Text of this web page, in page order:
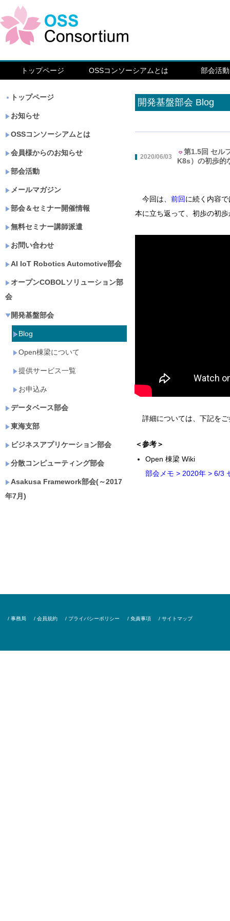
トップページ OSSコンソーシアムとは 部会活動
トップページ
お知らせ
OSSコンソーシアムとは
会員様からのお知らせ
部会活動
メールマガジン
部会＆セミナー開催情報
無料セミナー講師派遣
お問い合わせ
AI IoT Robotics Automotive部会
オープンCOBOLソリューション部
会
開発基盤部会
Blog
Open棟梁について
提供サービス一覧
お申込み
データベース部会
東海支部
ビジネスアプリケーション部会
分散コンピューティング部会
Asakusa Framework部会(～2017
年7月)
開発基盤部会 Blog
2020/06/03
第1.5回 セル
K8s）の初歩的
今回は、 前回に続く内容
本に立ち返って、初歩の初
詳細については、下記をご
＜参考＞
Open 棟梁 Wiki
部会メモ > 2020年 > 6/3
/ 事務局 / 会員規約 / プライバシーポリシー / 免責事項 / サイトマップ